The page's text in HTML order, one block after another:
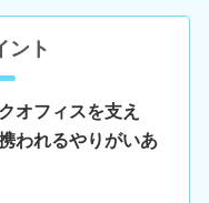
ント
オフィスを支え
われるやりがいあ